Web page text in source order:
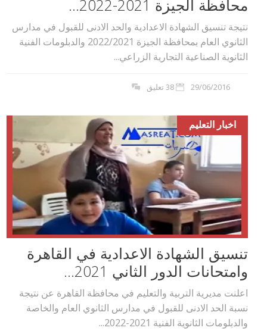
محافظة الجيزة 2021-2022...
نتيجة تنسيق الشهادة الاعدادية والحد الادنى للقبول في مدارس
الثانوي العام بمحافظة الجيزة 2022/2021 والدبلومات الفنية
الثانوية الصناعية التجارية الزراعي...
29/06/2016 38 تعليق
اخبار التعليم
تنسيق الشهادة الاعدادية في القاهرة
وامتحانات الدور الثاني 2021...
اعلنت مديرية التربية والتعليم في محافظة القاهرة عن نتيجة
نسبة الحد الادنى للقبول في مدارس الثانوي العام والخاصة
والدبلومات الثانوية الفنية 2021-2022...